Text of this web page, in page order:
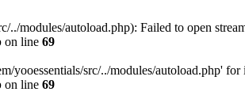
modules/autoload.php): Failed to open
on line 69
src/../modules/autoload.php'
on line 69